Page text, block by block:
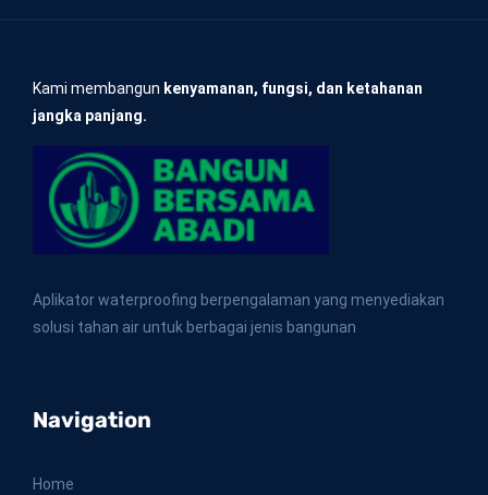
Kami membangun kenyamanan, fungsi, dan ketahanan
jangka panjang.
Aplikator waterproofing berpengalaman yang menyediakan
solusi tahan air untuk berbagai jenis bangunan
Navigation
Home